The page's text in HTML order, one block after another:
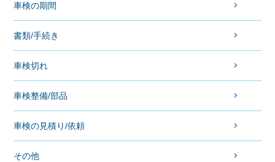
車検の期間
書類/手続き
車検切れ
車検整備/部品
車検の見積り/依頼
その他